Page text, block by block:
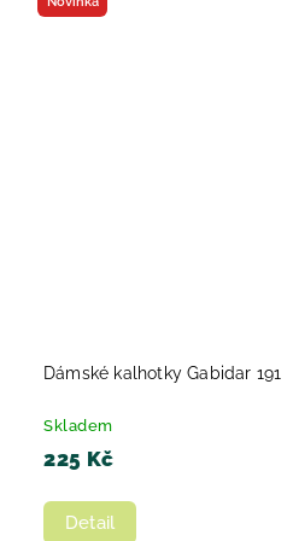
Dámské kalhotky Gabidar 191
Skladem
225 Kč
Detail